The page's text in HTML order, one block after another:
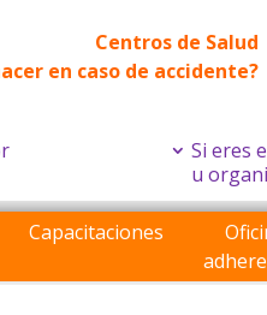
Centros de Salud
en caso de accidente?
Si eres
u
Capacitaciones